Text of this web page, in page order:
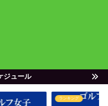
ジュール
ランキング